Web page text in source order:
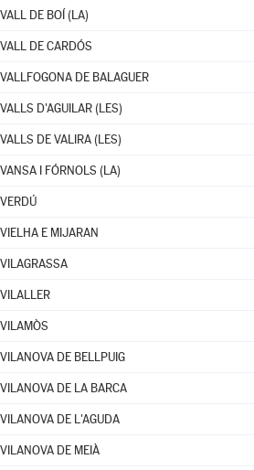
VALL DE BOÍ (LA)
VALL DE CARDÓS
VALLFOGONA DE BALAGUER
VALLS D'AGUILAR (LES)
VALLS DE VALIRA (LES)
VANSA I FÓRNOLS (LA)
VERDÚ
VIELHA E MIJARAN
VILAGRASSA
VILALLER
VILAMÒS
VILANOVA DE BELLPUIG
VILANOVA DE LA BARCA
VILANOVA DE L'AGUDA
VILANOVA DE MEIÀ